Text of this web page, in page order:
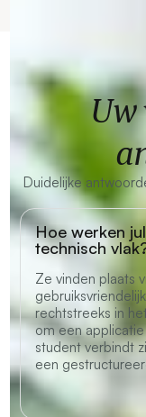
Uw
Duidelijke
Hoe werken
technisch
Ze vinden plaats
rechtstreeks in
om een
student verbindt
een